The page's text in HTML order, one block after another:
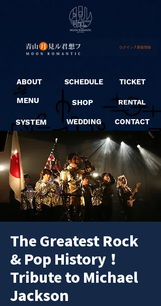
ログイン / 新規登録
ABOUT
MENU
SYSTEM
SCHEDULE
SHOP
WEDDING
TICKET
RENTAL
CONTACT
The Greatest Rock
& Pop History！
Tribute to Michael
Jackson